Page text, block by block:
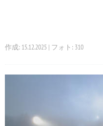
作成: 15.12.2025 | フォト: 310